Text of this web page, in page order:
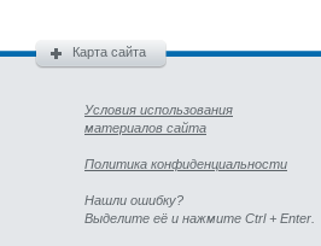
Карта сайта
Условия использования
материалов сайта
Политика конфиденциальности
Нашли ошибку?
Выделите её и нажмите Ctrl + Enter.